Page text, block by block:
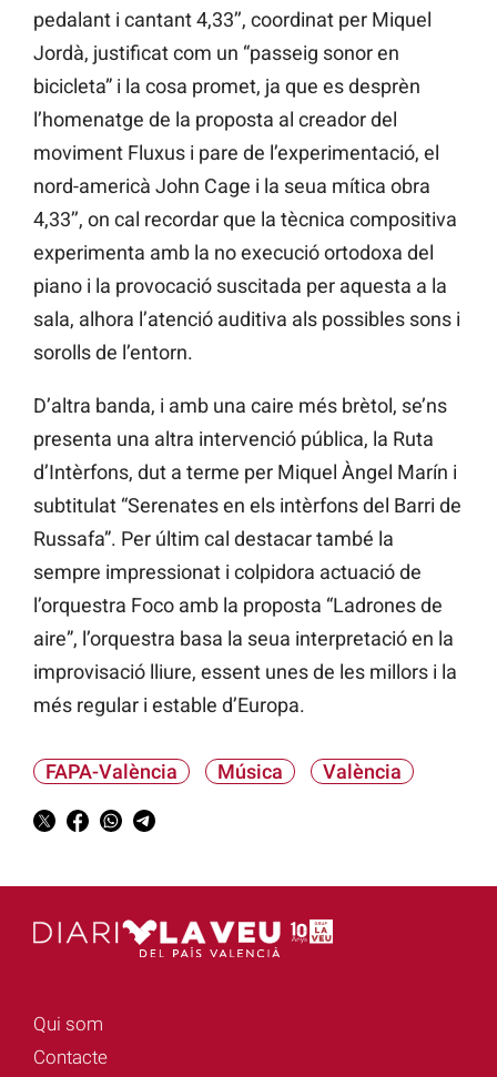
pedalant i cantant 4,33’’, coordinat per Miquel
Jordà, justificat com un “passeig sonor en
bicicleta” i la cosa promet, ja que es desprèn
l’homenatge de la proposta al creador del
moviment Fluxus i pare de l’experimentació, el
nord-americà John Cage i la seua mítica obra
4,33’’, on cal recordar que la tècnica compositiva
experimenta amb la no execució ortodoxa del
piano i la provocació suscitada per aquesta a la
sala, alhora l’atenció auditiva als possibles sons i
sorolls de l’entorn.
D’altra banda, i amb una caire més brètol, se’ns
presenta una altra intervenció pública, la Ruta
d’Intèrfons, dut a terme per Miquel Àngel Marín i
subtitulat “Serenates en els intèrfons del Barri de
Russafa”. Per últim cal destacar també la
sempre impressionat i colpidora actuació de
l’orquestra Foco amb la proposta “Ladrones de
aire”, l’orquestra basa la seua interpretació en la
improvisació lliure, essent unes de les millors i la
més regular i estable d’Europa.
FAPA-València Música València
Qui som
Contacte